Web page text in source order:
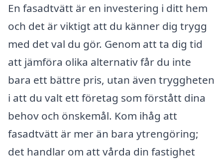
En fasadtvätt är en investering i ditt hem
och det är viktigt att du känner dig trygg
med det val du gör. Genom att ta dig tid
att jämföra olika alternativ får du inte
bara ett bättre pris, utan även tryggheten
i att du valt ett företag som förstått dina
behov och önskemål. Kom ihåg att
fasadtvätt är mer än bara ytrengöring;
det handlar om att vårda din fastighet